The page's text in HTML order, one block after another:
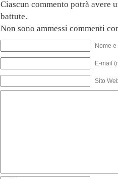
Ciascun commento potrà avere
battute.
Non sono ammessi commenti
Nome
E-mail
Sito